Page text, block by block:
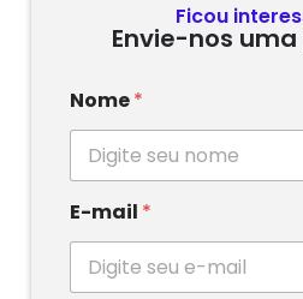
Ficou
Envie-nos
Nome*
E-mail *